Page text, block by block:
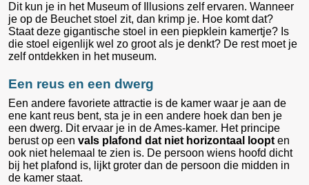
Dit kun je in het Museum of Illusions zelf ervaren. Wanneer
je op de Beuchet stoel zit, dan krimp je. Hoe komt dat?
Staat deze gigantische stoel in een piepklein kamertje? Is
die stoel eigenlijk wel zo groot als je denkt? De rest moet je
zelf ontdekken in het museum.
Een reus en een dwerg
Een andere favoriete attractie is de kamer waar je aan de
ene kant reus bent, sta je in een andere hoek dan ben je
een dwerg. Dit ervaar je in de Ames-kamer. Het principe
berust op een vals plafond dat niet horizontaal loopt en
ook niet helemaal te zien is. De persoon wiens hoofd dicht
bij het plafond is, lijkt groter dan de persoon die midden in
de kamer staat.